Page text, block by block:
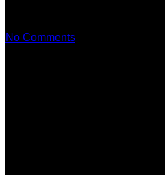
No Comments